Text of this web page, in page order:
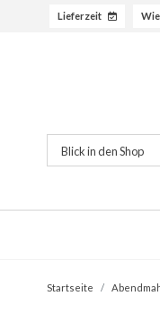
Lieferzeit
Startseite